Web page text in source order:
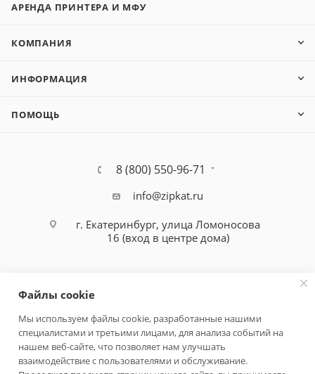
АРЕНДА ПРИНТЕРА И МФУ
КОМПАНИЯ
ИНФОРМАЦИЯ
ПОМОЩЬ
8 (800) 550-96-71
info@zipkat.ru
г. Екатеринбург, улица Ломоносова
16 (вход в центре дома)
Политика конфиденциальности
Файлы cookie
Мы используем файлы cookie, разработанные нашими
специалистами и третьими лицами, для анализа событий на
нашем веб-сайте, что позволяет нам улучшать
взаимодействие с пользователями и обслуживание.